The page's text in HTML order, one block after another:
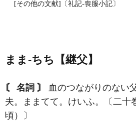
[その他の文献]〔礼記‐喪服小記〕
まま‐ちち【継父】
〘 名詞 〙
血のつながりのない
夫。ままてて。けいふ。〔二十
頃）〕